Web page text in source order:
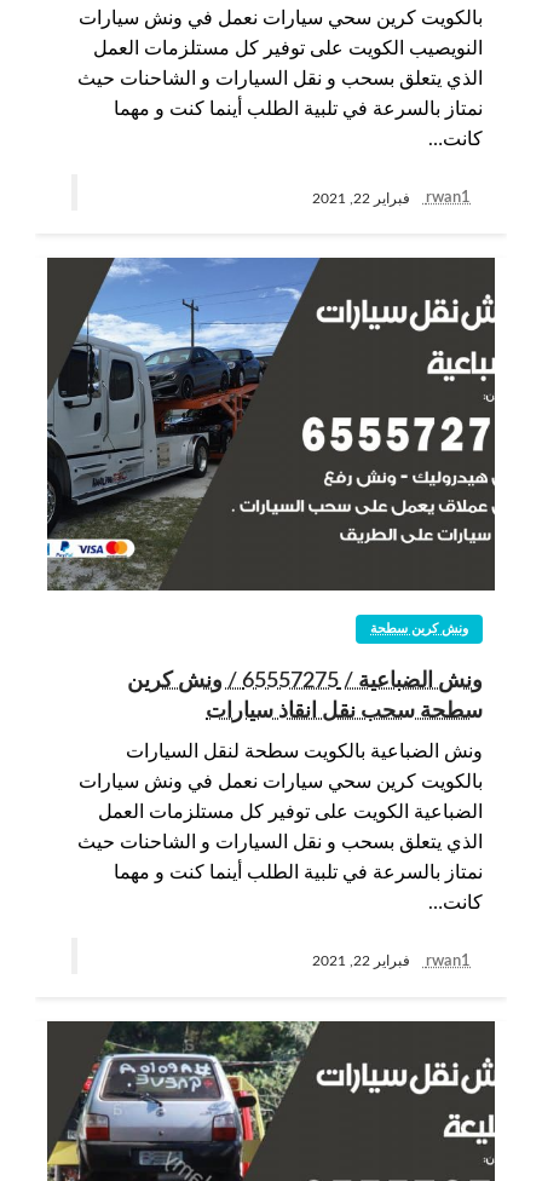
بالكويت كرين سحي سيارات نعمل في ونش سيارات
النويصيب الكويت على توفير كل مستلزمات العمل
الذي يتعلق بسحب و نقل السيارات و الشاحنات حيث
نمتاز بالسرعة في تلبية الطلب أينما كنت و مهما
كانت…
rwan1 فبراير 22, 2021
ونش كرين سطحة
ونش الضباعية / 65557275 / ونش كرين
سطحة سحب نقل انقاذ سيارات
ونش الضباعية بالكويت سطحة لنقل السيارات
بالكويت كرين سحي سيارات نعمل في ونش سيارات
الضباعية الكويت على توفير كل مستلزمات العمل
الذي يتعلق بسحب و نقل السيارات و الشاحنات حيث
نمتاز بالسرعة في تلبية الطلب أينما كنت و مهما
كانت…
rwan1 فبراير 22, 2021